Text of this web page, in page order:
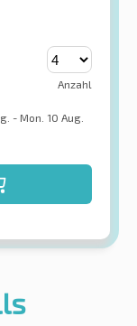
Anzahl
- Mon. 10 Aug.